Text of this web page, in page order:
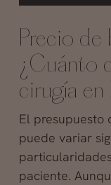
Precio de
¿Cuánto
cirugía en
El presupuesto
puede variar
paciente.